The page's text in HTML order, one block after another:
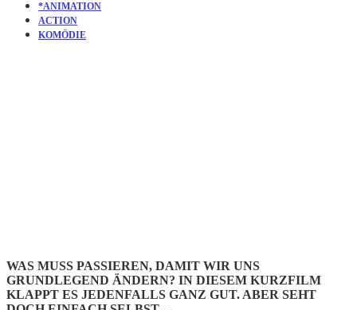
*ANIMATION
ACTION
KOMÖDIE
WAS MUSS PASSIEREN, DAMIT WIR UNS
GRUNDLEGEND ÄNDERN? IN DIESEM KURZFILM
KLAPPT ES JEDENFALLS GANZ GUT. ABER SEHT